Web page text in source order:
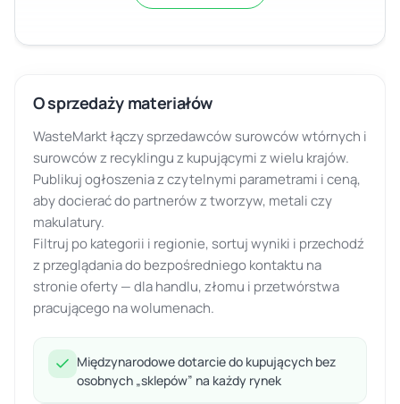
O sprzedaży materiałów
WasteMarkt łączy sprzedawców surowców wtórnych i
surowców z recyklingu z kupującymi z wielu krajów.
Publikuj ogłoszenia z czytelnymi parametrami i ceną,
aby docierać do partnerów z tworzyw, metali czy
makulatury.
Filtruj po kategorii i regionie, sortuj wyniki i przechodź
z przeglądania do bezpośredniego kontaktu na
stronie oferty — dla handlu, złomu i przetwórstwa
pracującego na wolumenach.
Międzynarodowe dotarcie do kupujących bez
osobnych „sklepów” na każdy rynek